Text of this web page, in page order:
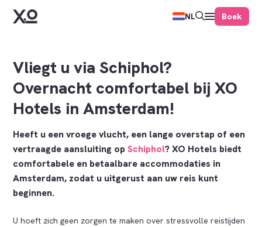
NL Boek
Vliegt u via Schiphol?
Overnacht comfortabel bij XO
Hotels in Amsterdam!
Heeft u een vroege vlucht, een lange overstap of een
vertraagde aansluiting opSchiphol? XO Hotels biedt
comfortabele en betaalbare accommodaties in
Amsterdam, zodat u uitgerust aan uw reis kunt
beginnen.
U hoeft zich geen zorgen te maken over stressvolle reistijden